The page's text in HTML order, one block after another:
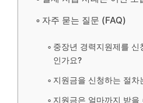
자주 묻는 질문 (FAQ)
중장년 경력지원제를 신
인가요?
지원금을 신청하는 절차
지원금은 얼마까지 받을